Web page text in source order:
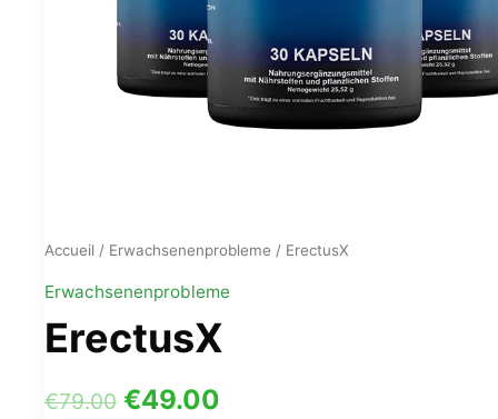
Accueil / Erwachsenenprobleme / ErectusX
Erwachsenenprobleme
ErectusX
€79.00 Le
€49.00